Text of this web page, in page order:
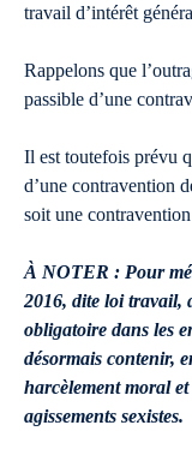
travail d’intérêt
Rappelons que
passible d’une
Il est toutefois prévu
d’une contravention
soit une
À NOTER : Pour
2016, dite loi travail,
obligatoire dans les
désormais contenir,
harcèlement moral
agissements sexistes.